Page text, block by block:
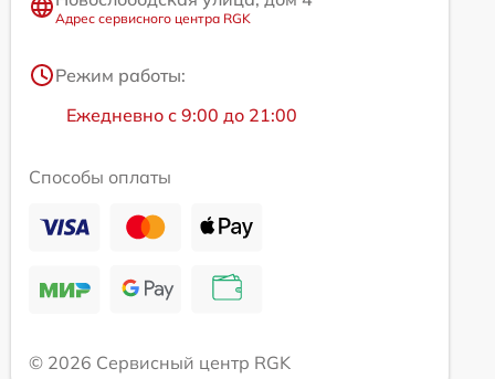
Адрес сервисного центра RGK
Режим работы:
Ежедневно с 9:00 до 21:00
Способы оплаты
© 2026 Сервисный центр RGK